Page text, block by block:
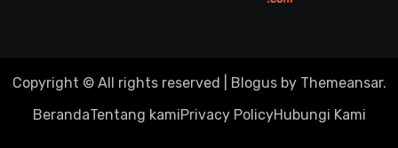
Copyright © All rights reserved Blogusby Themeansar.
BerandaTentang kamiPrivacy PolicyHubungi Kami